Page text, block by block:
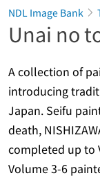
NDL Image Bank
Unai no
A collection of
introducing
Japan. Seifu
death,
completed up to
Volume 3-6